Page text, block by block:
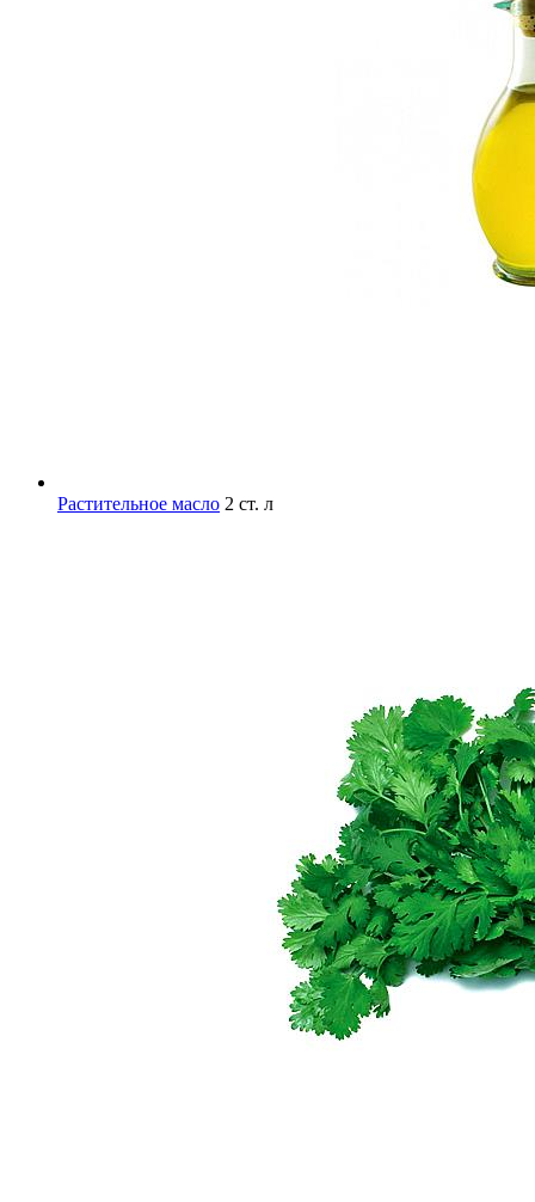
Растительное масло 2 ст. л